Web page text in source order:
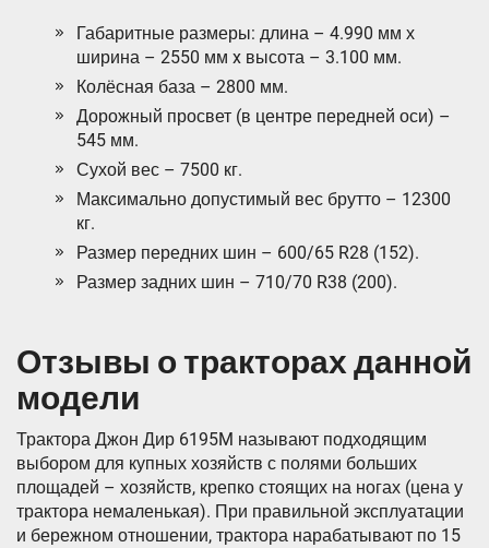
Габаритные размеры: длина – 4.990 мм х
ширина – 2550 мм x высота – 3.100 мм.
Колёсная база – 2800 мм.
Дорожный просвет (в центре передней оси) –
545 мм.
Сухой вес – 7500 кг.
Максимально допустимый вес брутто – 12300
кг.
Размер передних шин – 600/65 R28 (152).
Размер задних шин – 710/70 R38 (200).
Отзывы о тракторах данной
модели
Трактора Джон Дир 6195M называют подходящим
выбором для купных хозяйств с полями больших
площадей – хозяйств, крепко стоящих на ногах (цена у
трактора немаленькая). При правильной эксплуатации
и бережном отношении, трактора нарабатывают по 15